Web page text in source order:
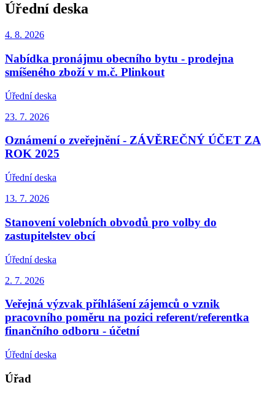
Úřední deska
4. 8. 2026
Nabídka pronájmu obecního bytu - prodejna
smíšeného zboží v m.č. Plinkout
Úřední deska
23. 7. 2026
Oznámení o zveřejnění - ZÁVĚREČNÝ ÚČET ZA
ROK 2025
Úřední deska
13. 7. 2026
Stanovení volebních obvodů pro volby do
zastupitelstev obcí
Úřední deska
2. 7. 2026
Veřejná výzvak příhlášení zájemců o vznik
pracovního poměru na pozici referent/referentka
finančního odboru - účetní
Úřední deska
Úřad